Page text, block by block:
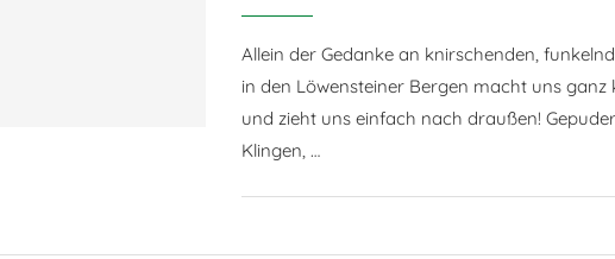
Allein der Gedanke an knirschenden,
in den Löwensteiner Bergen macht uns ganz
und zieht uns einfach nach draußen!
Klingen, …